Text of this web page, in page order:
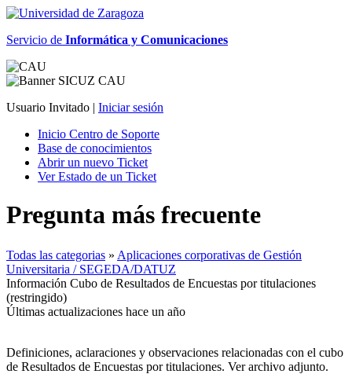
Servicio de Informática y Comunicaciones
Usuario Invitado | Iniciar sesión
Inicio Centro de Soporte
Base de conocimientos
Abrir un nuevo Ticket
Ver Estado de un Ticket
Pregunta más frecuente
Todas las categorias » Aplicaciones corporativas de Gestión
Universitaria / SEGEDA/DATUZ
Información Cubo de Resultados de Encuestas por titulaciones
(restringido)
Últimas actualizaciones hace un año
Definiciones, aclaraciones y observaciones relacionadas con el cubo
de Resultados de Encuestas por titulaciones. Ver archivo adjunto.